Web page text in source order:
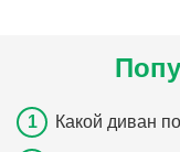
Какой диван